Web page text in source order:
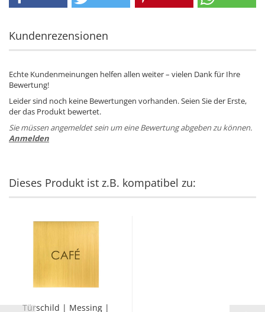
Kundenrezensionen
Echte Kundenmeinungen helfen allen weiter – vielen Dank für Ihre
Bewertung!
Leider sind noch keine Bewertungen vorhanden. Seien Sie der Erste,
der das Produkt bewertet.
Sie müssen angemeldet sein um eine Bewertung abgeben zu können.
Anmelden
Dieses Produkt ist z.B. kompatibel zu:
Tür­schild | Mes­sing |